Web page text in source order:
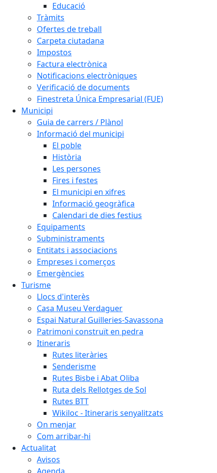
Educació
Tràmits
Ofertes de treball
Carpeta ciutadana
Impostos
Factura electrònica
Notificacions electròniques
Verificació de documents
Finestreta Única Empresarial (FUE)
Municipi
Guia de carrers / Plànol
Informació del municipi
El poble
Història
Les persones
Fires i festes
El municipi en xifres
Informació geogràfica
Calendari de dies festius
Equipaments
Subministraments
Entitats i associacions
Empreses i comerços
Emergències
Turisme
Llocs d'interès
Casa Museu Verdaguer
Espai Natural Guilleries-Savassona
Patrimoni construït en pedra
Itineraris
Rutes literàries
Senderisme
Rutes Bisbe i Abat Oliba
Ruta dels Rellotges de Sol
Rutes BTT
Wikiloc - Itineraris senyalitzats
On menjar
Com arribar-hi
Actualitat
Avisos